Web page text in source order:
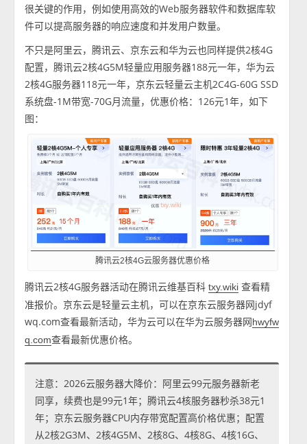
很关键的作用，例如使用高效的Web服务器软件和数据库软
件可以提高服务器的响应速度和并发用户数量。
不只是阿里云，腾讯云、京东云和华为云也同样提供2核4G
配置，腾讯云2核4G5M轻量应用服务器188元一年，华为云
2核4G服务器118元一年，京东云轻量云主机2C4G-60G SSD
系统盘-1M带宽-70G月流量，优惠价格：126元1年，如下
图：
腾讯云2核4G云服务器优惠价格
腾讯云2核4G服务器活动在腾讯云维基百科txy.wiki 查看精
准报价。京东云是轻量云主机，可以在京东云服务器网jdyf
wq.com查看最新活动，华为云可以在华为云服务器网hwyfw
q.com查看最新优惠价格。
注意：2026云服务器大降价：阿里云99元服务器新老
同享，续费也是99元1年；腾讯云4核服务器秒杀38元1
年；京东云服务器CPU内存带宽配置高价格优惠；配置
从2核2G3M、2核4G5M、2核8G、4核8G、4核16G、